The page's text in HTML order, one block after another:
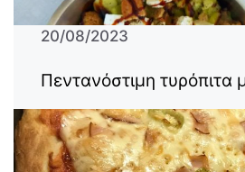
20/08/2023
Πεντανόστιμη τυρόπιτα